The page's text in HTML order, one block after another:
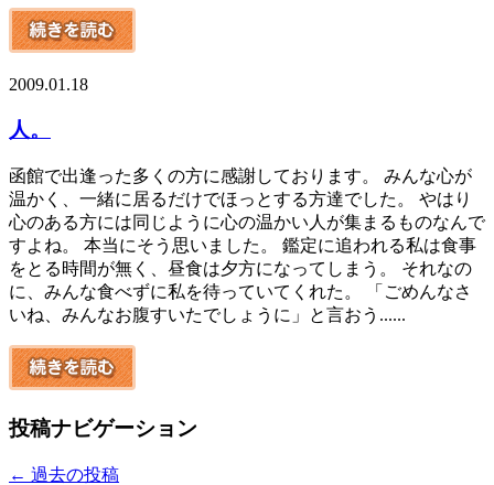
2009.01.18
人。
函館で出逢った多くの方に感謝しております。 みんな心が
温かく、一緒に居るだけでほっとする方達でした。 やはり
心のある方には同じように心の温かい人が集まるものなんで
すよね。 本当にそう思いました。 鑑定に追われる私は食事
をとる時間が無く、昼食は夕方になってしまう。 それなの
に、みんな食べずに私を待っていてくれた。 「ごめんなさ
いね、みんなお腹すいたでしょうに」と言おう......
投稿ナビゲーション
← 過去の投稿